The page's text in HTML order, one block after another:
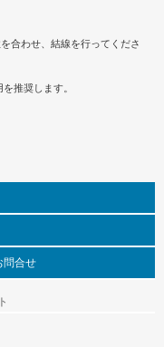
合わせ、結線を行ってくださ
推奨します。
問合せ